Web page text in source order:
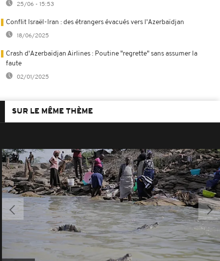
25/06 - 15:53
Conflit Israël-Iran : des étrangers évacués vers l'Azerbaïdjan
18/06/2025
Crash d'Azerbaïdjan Airlines : Poutine "regrette" sans assumer la
faute
02/01/2025
SUR LE MÊME THÈME